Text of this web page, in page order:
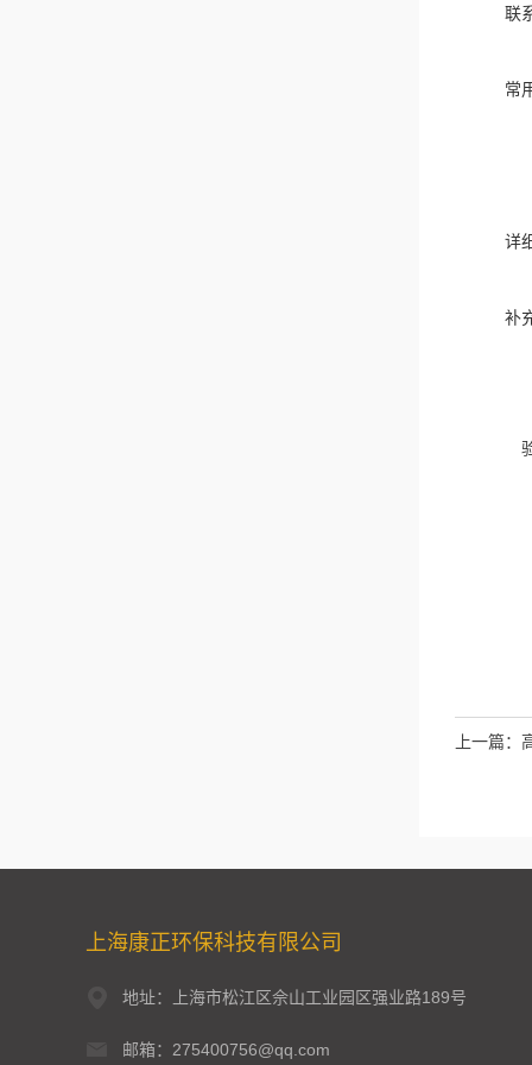
联
常
详
补
上一篇：
上海康正环保科技有限公司
地址：上海市松江区佘山工业园区强业路189号
邮箱：275400756@qq.com